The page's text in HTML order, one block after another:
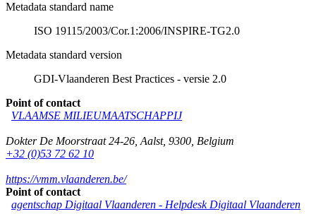
Metadata standard name
ISO 19115/2003/Cor.1:2006/INSPIRE-TG2.0
Metadata standard version
GDI-Vlaanderen Best Practices - versie 2.0
Point of contact
VLAAMSE MILIEUMAATSCHAPPIJ
Dokter De Moorstraat 24-26 Aalst, 9300 Belgium
+32 (0)53 72 62 10
https://vmm.vlaanderen.be/
Point of contact
agentschap Digitaal Vlaanderen - Helpdesk Digitaal Vlaanderen